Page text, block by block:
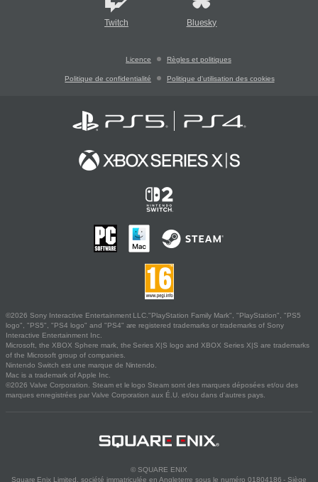
Twitch Bluesky
Licence Règles et politiques
Politique de confidentialité Politique d'utilisation des cookies
©2026 Sony Interactive Entertainment LLC."PlayStation Family Mark", "PlayStation", "PS5
logo", "PS5", "PS4 logo" and "PS4" are registered trademarks or trademarks of Sony
Interactive Entertainment Inc.
Microsoft, the XBOX Sphere mark, the Series X|S logo and XBOX Series X|S are trademarks
of the Microsoft group of companies.
Nintendo Switch est une marque de Nintendo.
Mac is a trademark of Apple Inc.
©2026 Valve Corporation. Steam et le logo Steam sont des marques déposées et/ou des
marques enregistrées par Valve Corporation aux É.U. et/ou dans d'autres pays.
© SQUARE ENIX
Square Enix Limited, société immatriculée en Angleterre sous le numéro 01804186 - Siège